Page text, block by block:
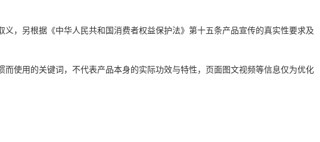
，另根据《中华人民共和国消费者权益保护法》第十五条产品宣传的真实性要求及
使用的关键词，不代表产品本身的实际功效与特性，页面图文视频等信息仅为优化